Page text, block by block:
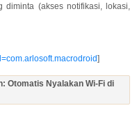
(akses notifikasi, lokasi,
]
Otomatis Nyalakan Wi-Fi di